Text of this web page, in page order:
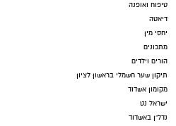
טיפוח ואופנה
דיאטה
יחסי מין
מתכונים
הורים וילדים
תיקון שער חשמלי בראשון לציון
מקומון אשדוד
ישראל נט
נדל"ן באשדוד